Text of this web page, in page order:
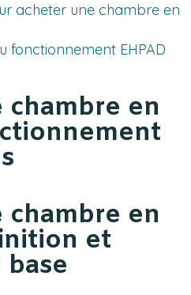
acheter une chambre en
fonctionnement EHPAD
en
en
et